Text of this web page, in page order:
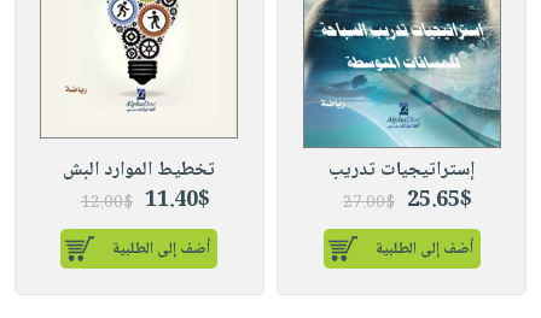
إستراتيجيات تدريب
25.65$
27.00$
أضف إلى الطلبية
تخطيط الموارد البش
11.40$
12.00$
أضف إلى الطلبية